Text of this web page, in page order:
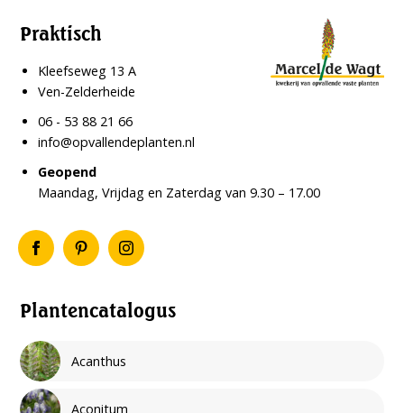
Plantencatalogus
Acanthus
Aconitum
Praktisch
Kleefseweg 13 A
Ven-Zelderheide
06 - 53 88 21 66
info@opvallendeplanten.nl
Geopend
Maandag, Vrijdag en Zaterdag van 9.30 – 17.00